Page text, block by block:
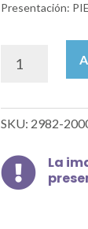
Presentación:
2000
PROBETA
DE
GRADUADA
CON
SKU: 2982-

La